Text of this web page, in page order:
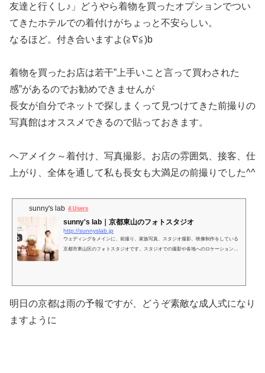
友達と行くし♪」どうやら着物を買ったオプションでつい
てきたホテルでの着付けがちょっと不安らしい。
なるほど。付き合いますよ(≧∇≦)b
着物を買ったお店は若干”上手いこと言って買わされた
感”があるのでお勧めできませんが
長女が自分でネットで探しまくって見つけてきた前撮りの
写真館はオススメできるので貼っておきます。
ヘアメイク～着付け、写真撮影。お店の雰囲気、接客、仕
上がり、全体を通して私も長女も大満足の前撮りでした^^
sunny's lab 4 Users
sunny's lab｜京都東山のフォトスタジオ
http://sunnyslab.jp
ウェディングをメインに、前撮り、家族写真、スタジオ撮影、映像制作をしている
京都市東山区のフォトスタジオです。スタジオでの撮影や各地へのロケーションフ
明日の京都は雨の予報ですが、どうぞ素敵な成人式になり
ますように